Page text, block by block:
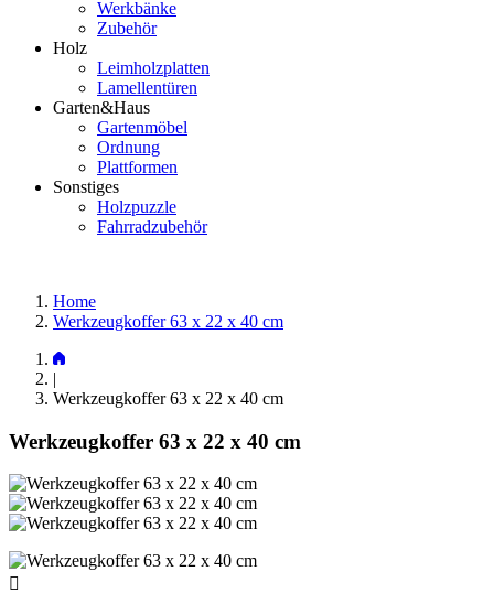
Werkbänke
Zubehör
Holz
Leimholzplatten
Lamellentüren
Garten&Haus
Gartenmöbel
Ordnung
Plattformen
Sonstiges
Holzpuzzle
Fahrradzubehör
Home
Werkzeugkoffer 63 x 22 x 40 cm
|
Werkzeugkoffer 63 x 22 x 40 cm
Werkzeugkoffer 63 x 22 x 40 cm
